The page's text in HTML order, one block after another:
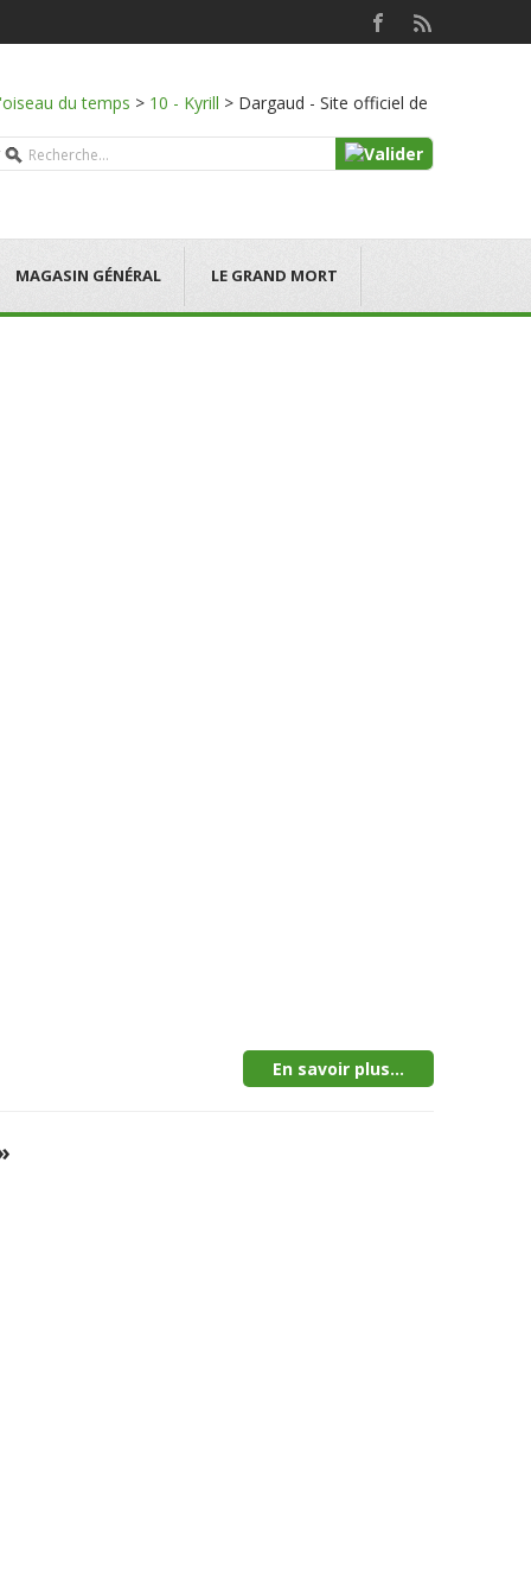
du temps > 10 - Kyrill > Dargaud - Site officiel de
MAGASIN GÉNÉRAL LE GRAND MORT
En savoir plus...